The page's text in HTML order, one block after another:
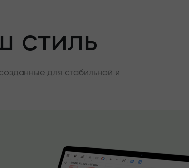
стиль
для стабильной и